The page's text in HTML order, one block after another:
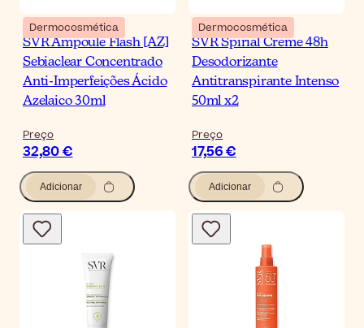
Dermocosmética
SVR Ampoule Flash [AZ]
Sebiaclear Concentrado
Anti-Imperfeições Ácido
Azelaico 30ml
Preço
32,80 €
Adicionar
Dermocosmética
SVR Spirial Creme 48h
Desodorizante
Antitranspirante Intenso
50ml x2
Preço
17,56 €
Adicionar